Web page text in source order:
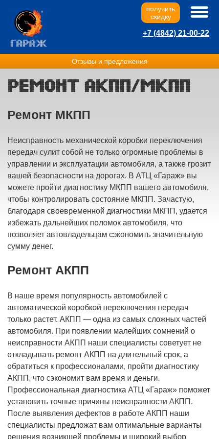
Отзывы и предложения
получить
скидку
+7 (4842) 21-00-22
Ремонт АКПП/МКПП
Ремонт МКПП
Неисправность механической коробки переключения
передач сулит собой не только огромные проблемы в
управлении и эксплуатации автомобиля, а также грозит
вашей безопасности на дорогах. В АТЦ «Гараж» вы
можете пройти диагностику МКПП вашего автомобиля,
чтобы контролировать состояние МКПП. Зачастую,
благодаря своевременной диагностики МКПП, удается
избежать дальнейших поломок автомобиля, что
позволяет автовладельцам сэкономить значительную
сумму денег.
Ремонт АКПП
В наше время популярность автомобилей с
автоматической коробкой переключения передач
только растет. АКПП — одна из самых сложных частей
автомобиля. При появлении малейших сомнений о
неисправности АКПП наши специалисты советует не
откладывать ремонт АКПП на длительный срок, а
обратиться к профессионалами, пройти диагностику
АКПП, что сэкономит вам время и деньги.
Профессиональная диагностика АТЦ «Гараж» поможет
установить точные причины неисправности АКПП.
После выявления дефектов в работе АКПП наши
специалисты предложат вам оптимальные варианты
решения возникшей проблемы и широкий выбор